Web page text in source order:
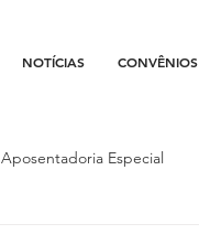
NOTÍCIAS CONVÊNIOS
Aposentadoria Especial